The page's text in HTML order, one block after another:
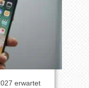
erwartet